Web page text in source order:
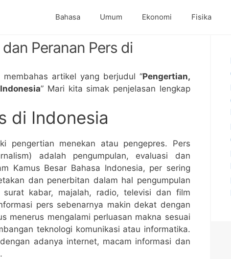
Bahasa Umum Ekonomi Fisika
Peranan Pers di
artikel yang berjudul “Pengertian,
” Mari kita simak penjelasan lengkap
di Indonesia
pengertian menekan atau pengepres. Pers
adalah pengumpulan, evaluasi dan
Kamus Besar Bahasa Indonesia, per sering
dan penerbitan dalam hal pengumpulan
kabar, majalah, radio, televisi dan film
pers sebenarnya makin dekat dengan
menerus mengalami perluasan makna sesuai
teknologi komunikasi atau informatika.
adanya internet, macam informasi dan